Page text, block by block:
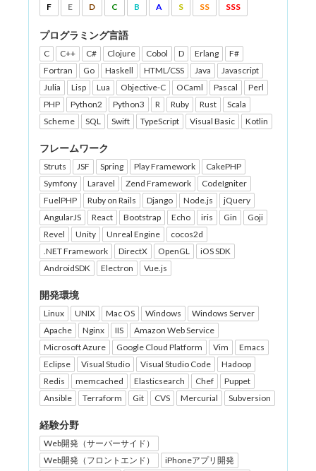
F
E D C B A S SS SSS
プログラミング言語
C C++ C# Clojure Cobol D Erlang
F#
Fortran
Go Haskell HTML/CSS Java
Javascript
Julia
Lisp Lua Objective-C OCaml Pascal
Perl
PHP
Python2 Python3 R Ruby Rust
Scala
Scheme
SQL Swift TypeScript Visual Basic Kotlin
フレームワーク
Struts JSF Spring Play Framework
CakePHP
Symfony
Laravel Zend Framework
CodeIgniter
FuelPHP
Ruby on Rails Django Node.js
jQuery
AngularJS
React Bootstrap Echo iris Gin
Goji
Revel
Unity Unreal Engine
cocos2d
.NET Framework
DirectX OpenGL
iOS SDK
AndroidSDK
Electron Vue.js
開発環境
Linux UNIX Mac OS Windows
Windows Server
Apache
Nginx IIS
Amazon Web Service
Microsoft Azure
Google Cloud Platform Vim
Emacs
Eclipse
Visual Studio Visual Studio Code
Hadoop
Redis
memcached Elasticsearch Chef
Puppet
Ansible
Terraform Git CVS Mercurial Subversion
経験分野
Web開発（サーバーサイド）
Web開発（フロントエンド）
iPhoneアプリ開発